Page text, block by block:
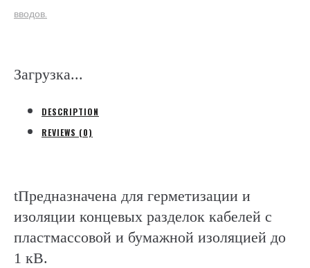
вводов.
Загрузка...
DESCRIPTION
REVIEWS (0)
tПредназначена для герметизации и
изоляции концевых разделок кабелей с
пластмассовой и бумажной изоляцией до
1 кВ.